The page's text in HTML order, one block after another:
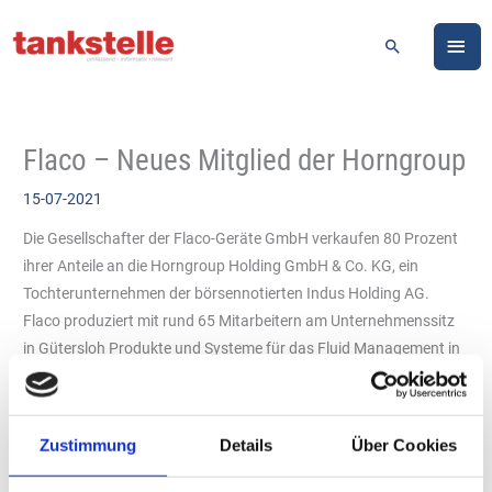
Zustimmung Details Über Cookies
Inhalt
Suchen
Flaco – Neues Mitglied der Horngroup
15-07-2021
Die Gesellschafter der Flaco-Geräte GmbH verkaufen 80 Prozent
ihrer Anteile an die Horngroup Holding GmbH & Co. KG, ein
Tochterunternehmen der börsennotierten Indus Holding AG.
Flaco produziert mit rund 65 Mitarbeitern am Unternehmenssitz
in Gütersloh Produkte und Systeme für das Fluid Management in
Werkstätten, Tankstellen und Industriebetrieben. Das
mittelständische Unternehmen erwirtschaftet jährlich einen
der Indus-Strategie operativ eigenständig. Thomas Voigt,